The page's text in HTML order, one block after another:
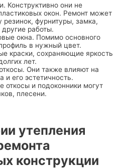
Конструктивно они не
окон. Ремонт может
резинок, фурнитуры, замка,
работы.
окна. Помимо основного
в нужный цвет.
краски, сохраняющие яркость
лет.
Они также влияют на
и его эстетичность.
откосы и подоконники могут
плесени.
утепления
конструкции